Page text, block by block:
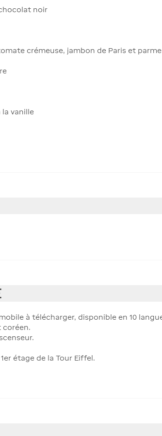
noir
crémeuse, jambon de Paris et
vanille
à télécharger, disponible en 10
coréen.
étage de la Tour Eiffel.